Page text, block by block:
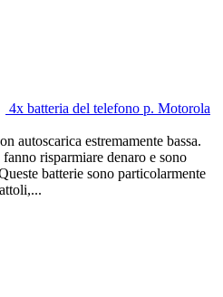
4x batteria del telefono p. Motorola
autoscarica estremamente bassa.
risparmiare denaro e sono
batterie sono particolarmente